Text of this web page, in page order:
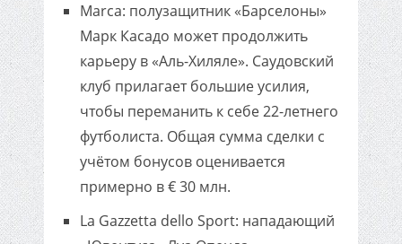
Marca: полузащитник «Барселоны»
Марк Касадо может продолжить
карьеру в «Аль-Хиляле». Саудовский
клуб прилагает большие усилия,
чтобы переманить к себе 22-летнего
футболиста. Общая сумма сделки с
учётом бонусов оценивается
примерно в € 30 млн.
La Gazzetta dello Sport: нападающий